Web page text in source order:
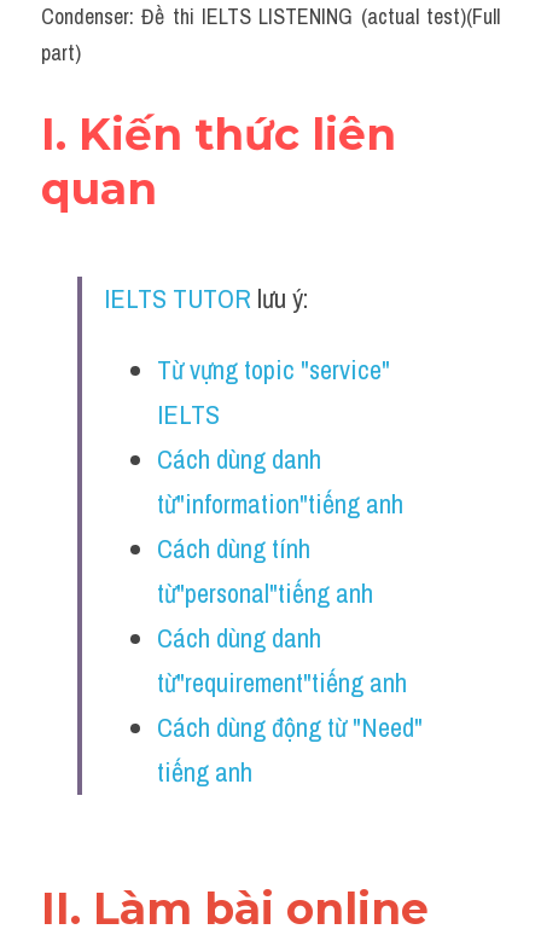
Health and Medicine
Technology
Advice
Listening
Reading
Đề thi thật IELTS
Vocabulary
Education
Condenser: Đề thi IELTS LISTENING (actual test)(Full
part)
I. Kiến thức liên
quan
IELTS TUTOR lưu ý:
Từ vựng topic "service"
IELTS
Cách dùng danh
từ"information"tiếng anh
Cách dùng tính
từ"personal"tiếng anh
Cách dùng danh
từ"requirement"tiếng anh
Cách dùng động từ "Need"
tiếng anh
II. ​Làm bài online